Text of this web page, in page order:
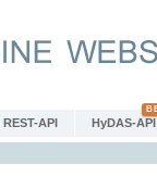
REST-API HyDAS-API